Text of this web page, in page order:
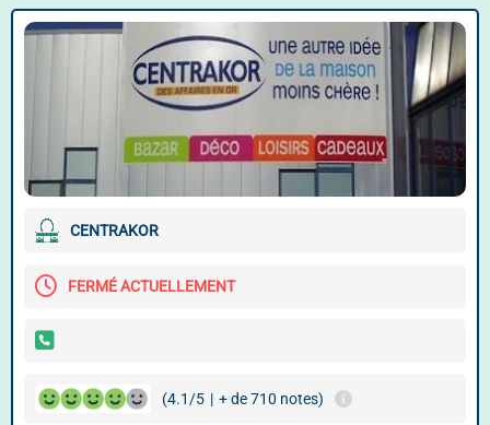
CENTRAKOR
FERMÉ ACTUELLEMENT
(4.1/5 | + de 710 notes)